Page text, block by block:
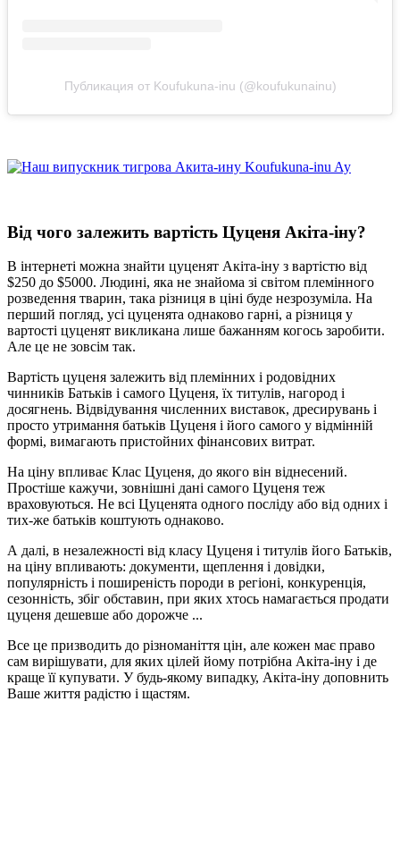
Публикация от Koufukuna-inu (@koufukunainu)
Від чого залежить вартість Цуценя Акіта-іну?
В інтернеті можна знайти цуценят Акіта-іну з вартістю від
$250 до $5000. Людині, яка не знайома зі світом племінного
розведення тварин, така різниця в ціні буде незрозуміла. На
перший погляд, усі цуценята однаково гарні, а різниця у
вартості цуценят викликана лише бажанням когось заробити.
Але це не зовсім так.
Вартість цуценя залежить від племінних і родовідних
чинників Батьків і самого Цуценя, їх титулів, нагород і
досягнень. Відвідування численних виставок, дресирувань і
просто утримання батьків Цуценя і його самого у відмінній
формі, вимагають пристойних фінансових витрат.
На ціну впливає Клас Цуценя, до якого він віднесений.
Простіше кажучи, зовнішні дані самого Цуценя теж
враховуються. Не всі Цуценята одного посліду або від одних і
тих-же батьків коштують однаково.
А далі, в незалежності від класу Цуценя і титулів його Батьків,
на ціну впливають: документи, щеплення і довідки,
популярність і поширеність породи в регіоні, конкуренція,
сезонність, збіг обставин, при яких хтось намагається продати
цуценя дешевше або дорожче ...
Все це призводить до різноманіття цін, але кожен має право
сам вирішувати, для яких цілей йому потрібна Акіта-іну і де
краще її купувати. У будь-якому випадку, Акіта-іну доповнить
Ваше життя радістю і щастям.